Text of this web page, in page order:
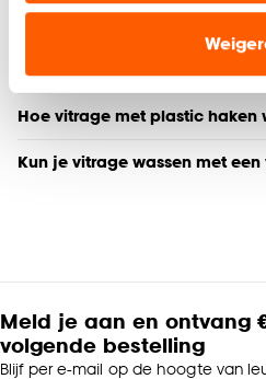
advertenties en
Klik op ‘Ja, alles toestaan’
noodzakelijke cookies te
kan aanpassen, bekijk
cookieverklaring.
Hoe krijg je een vergeelde
Hoe vitrage met plastic haken
Kun je vitrage wassen met
Meld je aan en ontvang
volgende bestelling
Blijf per e-mail op de hoogte van